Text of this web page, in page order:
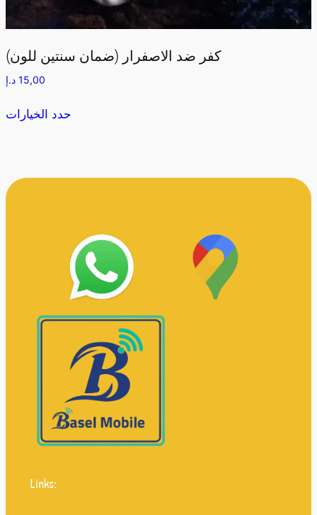
كفر ضد الاصفرار (ضمان سنتين للون)
15,00 د.إ
حدد الخيارات
Links: